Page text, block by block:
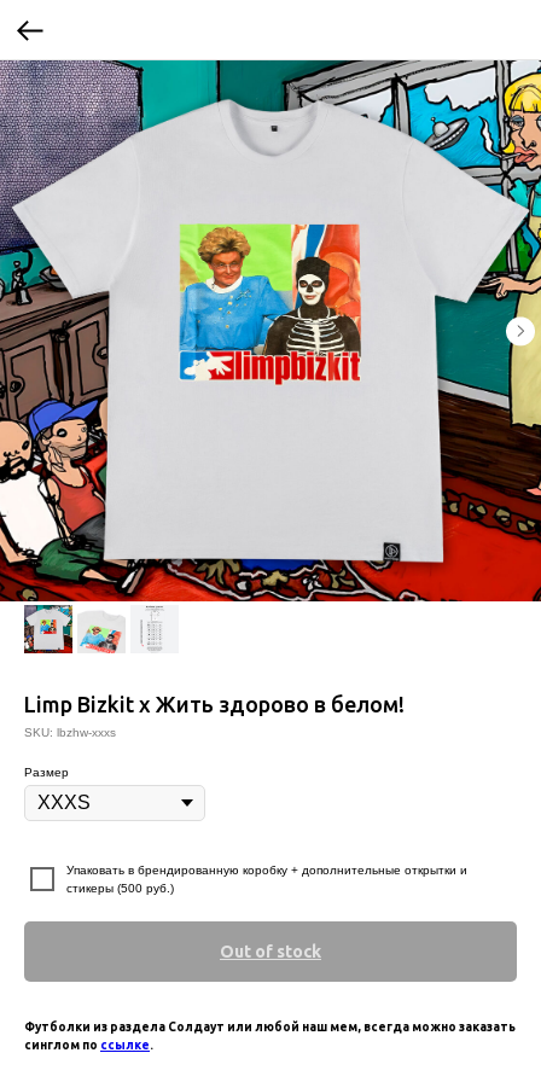
Limp Bizkit x Жить здорово в белом!
SKU: lbzhw-xxxs
Размер
Упаковать в брендированную коробку + дополнительные открытки и
стикеры (500 руб.)
Out of stock
Футболки из раздела Солдаут или любой наш мем, всегда можно заказать
синглом по ссылке.